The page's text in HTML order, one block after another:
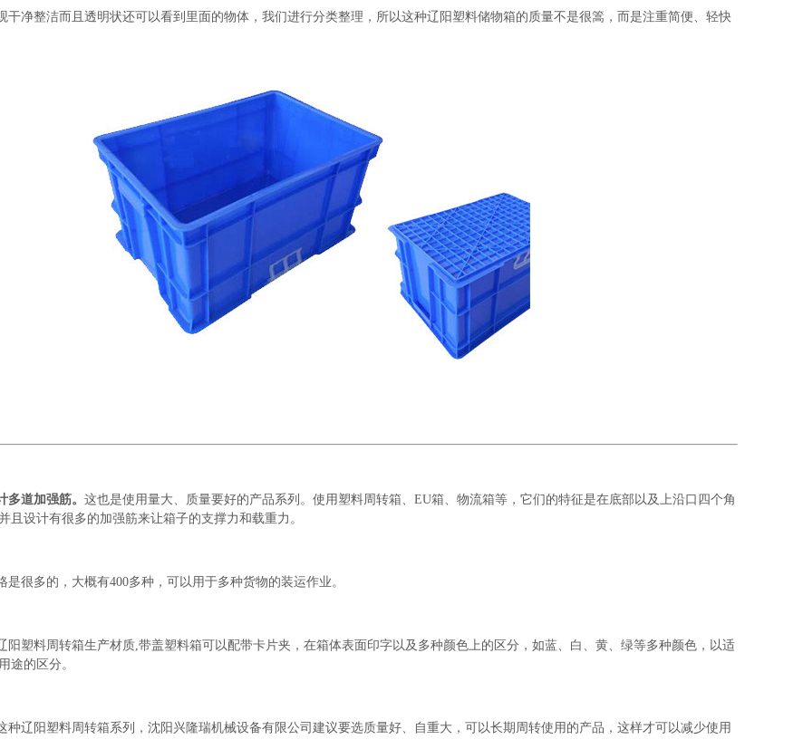
干净整洁而且透明状还可以看到里面的物体，我们进行分类整理，所以这种辽阳塑料储物箱的质量不是很篙，而是注重简便、轻快
多道加强筋。 这也是使用量大、质量要好的产品系列。使用塑料周转箱、EU箱、物流箱等，它们的特征是在底部以及上沿口四个角
且设计有很多的加强筋来让箱子的支撑力和载重力。
是很多的，大概有400多种，可以用于多种货物的装运作业。
阳塑料周转箱生产材质,带盖塑料箱可以配带卡片夹，在箱体表面印字以及多种颜色上的区分，如蓝、白、黄、绿等多种颜色，以适
途的区分。
种辽阳塑料周转箱系列，沈阳兴隆瑞机械设备有限公司建议要选质量好、自重大，可以长期周转使用的产品，这样才可以减少使用